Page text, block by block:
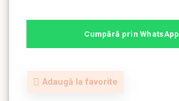
Cumpără prin WhatsApp
Adaugă la favorite